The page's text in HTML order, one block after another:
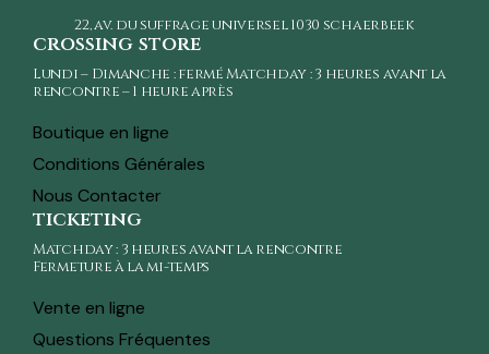
22, av. du suffrage universel1030 schaerbeek
crossing store
Lundi – Dimanche : fermé Matchday : 3 heures avant la
rencontre – 1 heure après
Boutique en ligne
Conditions Générales
Nous Contacter
ticketing
Matchday : 3 heures avant la rencontre
Fermeture à la mi-temps
Vente en ligne
Questions Fréquentes